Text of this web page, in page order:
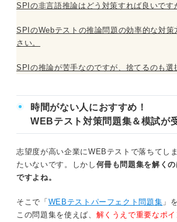
SPIの非言語推論はどう対策すれば良いです
SPIのWebテストの推論問題の効率的な対策
さい。
SPIの推論が苦手なのですが、捨てるのも選
時間がない人におすすめ！
WEBテスト対策問題集＆模試が
志望度が高い企業にWEBテストで落ちてし
たいないです。しかし 何冊も問題集を解く
ですよね。
そこで「WEBテストパーフェクト問題集 」
この問題集を使えば、 解くうえで重要なポ